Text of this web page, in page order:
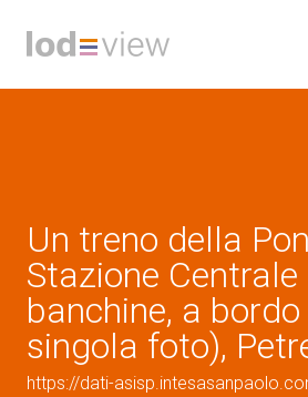
Un treno della
Stazione
banchine, a
singola foto),
https://dati-